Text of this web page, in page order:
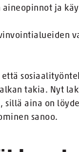
ja
takia. Nyt
aina on
sanoo.